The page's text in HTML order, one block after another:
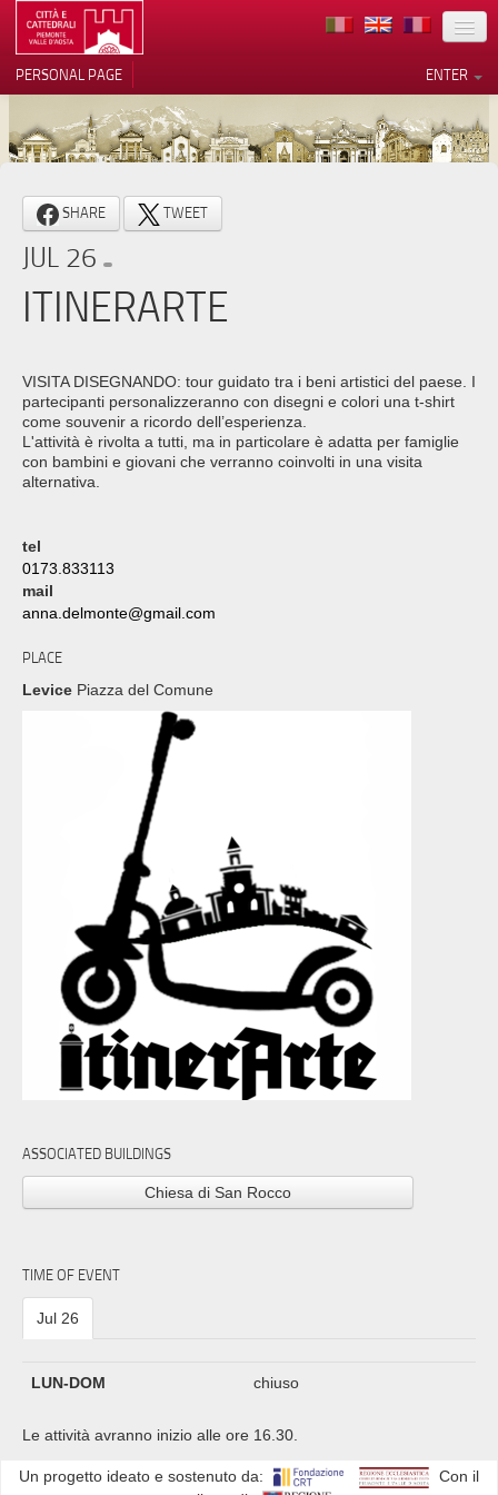
LOCATION
ARCHITECTURE
MUSEUMS
ITINERARIES
EVENTS
VOLUNTEERS
CONTACTS
PRESS
ENTER
PERSONAL PAGE
SHARE TWEET
JUL 26
ITINERARTE
VISITA DISEGNANDO: tour guidato tra i beni artistici del paese. I
partecipanti personalizzeranno con disegni e colori una t-shirt
come souvenir a ricordo dell’esperienza.
L'attività è rivolta a tutti, ma in particolare è adatta per famiglie
con bambini e giovani che verranno coinvolti in una visita
alternativa.
tel
0173.833113
mail
anna.delmonte@gmail.com
PLACE
Levice Piazza del Comune
ASSOCIATED BUILDINGS
Chiesa di San Rocco
TIME OF EVENT
Jul 26
LUN-DOM chiuso
Le attività avranno inizio alle ore 16.30.
Un progetto ideato e sostenuto da:
Con il
Notice at collection
Your Privacy Choices